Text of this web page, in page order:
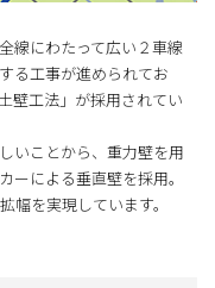
線にわたって広い２車線
る工事が進められてお
壁工法」が採用されてい
いことから、重力壁を用
ーによる垂直壁を採用。
幅を実現しています。